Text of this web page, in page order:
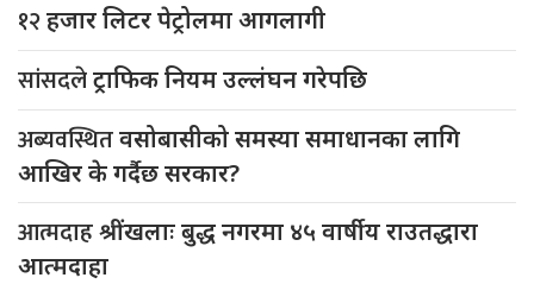
१२हजार लिटर पेट्रोलमा आगलागी
सांसदलेट्राफिक नियम उल्लंघन गरेपछि
अब्यवस्थितवसोबासीको समस्या समाधानका लागि
आखिर के गर्दैछ सरकार?
आत्मदाहश्रींखलाः बुद्ध नगरमा ४५ वार्षीय राउतद्धारा
आत्मदाहा